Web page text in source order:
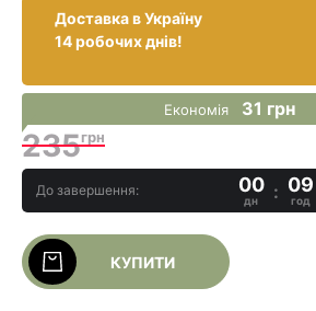
Доставка в Україну
14 робочих днів!
Економія 31 грн
235грн
До завершення: 00
дн
09
год
КУПИТИ